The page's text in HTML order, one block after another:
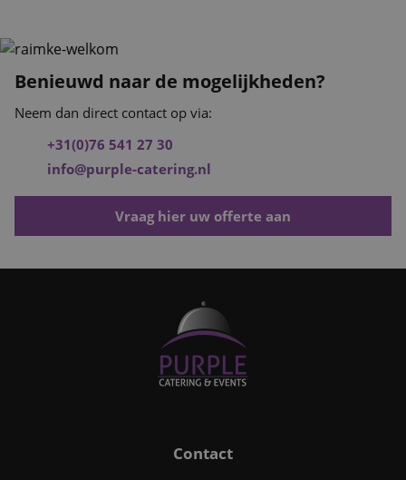
Benieuwd naar de mogelijkheden?
Neem dan direct contact op via:
+31(0)76 541 27 30
info@purple-catering.nl
Vraag hier uw offerte aan
Contact